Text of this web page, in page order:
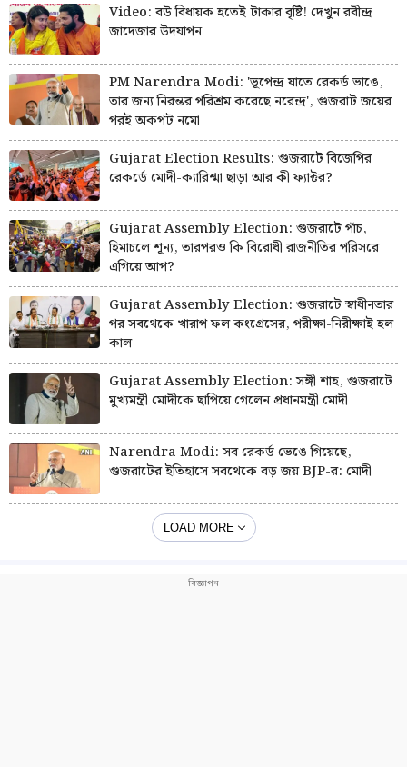
Video: বউ বিধায়ক হতেই টাকার বৃষ্টি! দেখুন রবীন্দ্র
জাদেজার উদযাপন
PM Narendra Modi: 'ভূপেন্দ্র যাতে রেকর্ড ভাঙে,
তার জন্য নিরন্তর পরিশ্রম করেছে নরেন্দ্র', গুজরাট জয়ের
পরই অকপট নমো
Gujarat Election Results: গুজরাটে বিজেপির
রেকর্ডে মোদী-ক্যারিশ্মা ছাড়া আর কী ফ্যাক্টর?
Gujarat Assembly Election: গুজরাটে পাঁচ,
হিমাচলে শূন্য, তারপরও কি বিরোধী রাজনীতির পরিসরে
এগিয়ে আপ?
Gujarat Assembly Election: গুজরাটে স্বাধীনতার
পর সবথেকে খারাপ ফল কংগ্রেসের, পরীক্ষা-নিরীক্ষাই হল
কাল
Gujarat Assembly Election: সঙ্গী শাহ, গুজরাটে
মুখ্যমন্ত্রী মোদীকে ছাপিয়ে গেলেন প্রধানমন্ত্রী মোদী
Narendra Modi: সব রেকর্ড ভেঙে গিয়েছে,
গুজরাটের ইতিহাসে সবথেকে বড় জয় BJP-র: মোদী
LOAD MORE